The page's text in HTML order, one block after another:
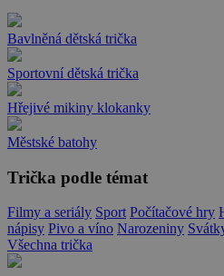
Bavlněná dětská trička
Sportovní dětská trička
Hřejivé mikiny klokanky
Městské batohy
Trička podle témat
Filmy a seriály Sport Počítačové hry
nápisy Pivo a víno Narozeniny
Všechna trička